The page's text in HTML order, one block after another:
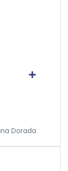
Dorada